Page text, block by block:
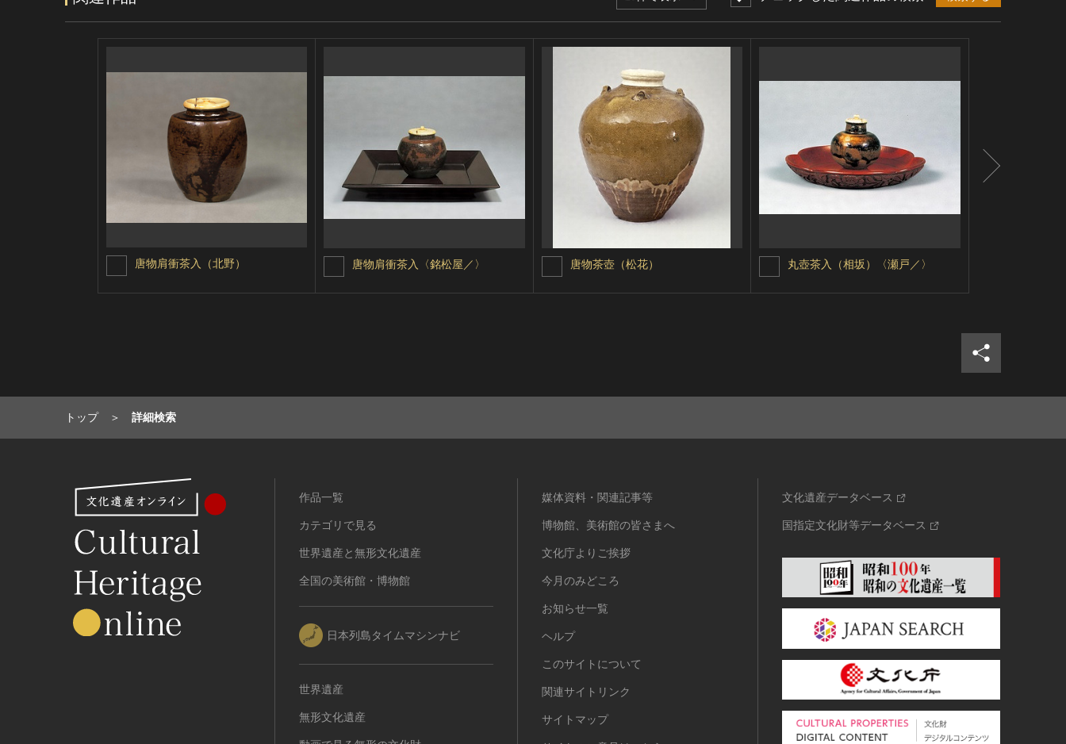
唐物肩衝茶入（北野） 唐物肩衝茶入〈銘松屋／〉 唐物茶壺（松花） 丸壺茶入（相坂）〈瀬戸／〉
トップ 詳細検索
作品一覧
カテゴリで見る
世界遺産と無形文化遺産
全国の美術館・博物館
日本列島タイムマシンナビ
世界遺産
無形文化遺産
媒体資料・関連記事等
博物館、美術館の皆さまへ
文化庁よりご挨拶
今月のみどころ
お知らせ一覧
ヘルプ
このサイトについて
関連サイトリンク
サイトマップ
文化遺産データベース
国指定文化財等データベース